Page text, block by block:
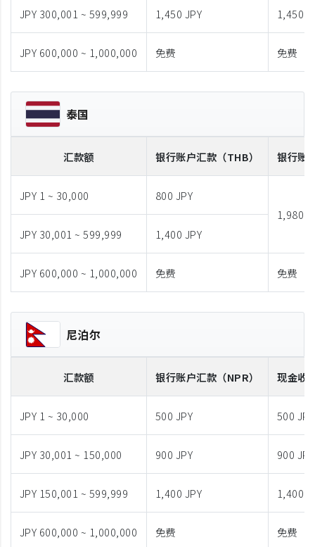
JPY 300,001 ~ 599,999 1,450 JPY 1,450
JPY 600,000 ~ 1,000,000 免费 免费
泰国
汇款额 银行账户汇款 （THB） 银行账
JPY 1 ~ 30,000
800 JPY
1,980
JPY 30,001 ~ 599,999
1,400 JPY
JPY 600,000 ~ 1,000,000 免费 免费
尼泊尔
汇款额 银行账户汇款 （NPR） 现金收
JPY 1 ~ 30,000 500 JPY 500 JPY
JPY 30,001 ~ 150,000 900 JPY 900 JPY
JPY 150,001 ~ 599,999 1,400 JPY 1,400
JPY 600,000 ~ 1,000,000 免费 免费